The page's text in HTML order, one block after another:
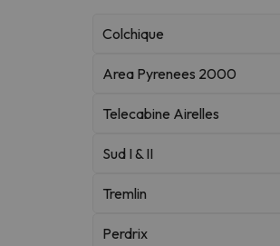
Colchique
Area Pyrenees 2000
Telecabine Airelles
Sud I & II
Tremlin
Perdrix